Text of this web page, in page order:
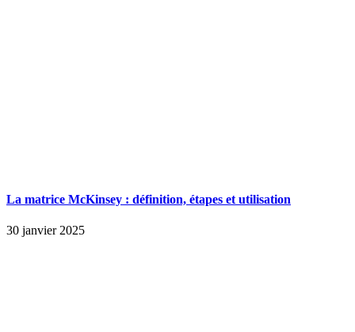
La matrice McKinsey : définition, étapes et utilisation
30 janvier 2025